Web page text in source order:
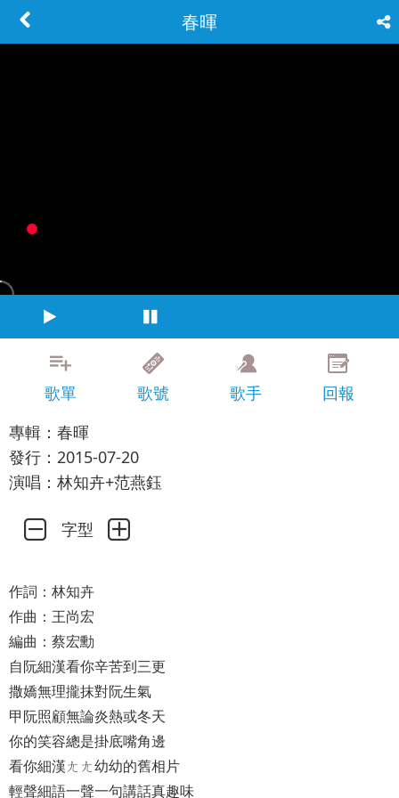
春暉
歌單 歌號 歌手
回報
專輯：春暉
發行：2015-07-20
演唱：林知卉+范燕鈺
字型
作詞：林知卉
作曲：王尚宏
編曲：蔡宏勳
自阮細漢看你辛苦到三更
撒嬌無理攏抹對阮生氣
甲阮照顧無論炎熱或冬天
你的笑容總是掛底嘴角邊
看你細漢ㄤㄤ幼幼的舊相片
輕聲細語一聲一句講話真趣味